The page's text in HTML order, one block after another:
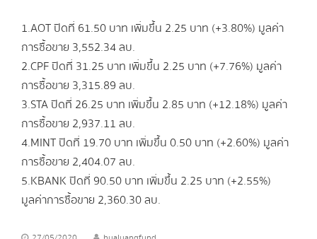
1.AOT ปิดที่ 61.50 บาท เพิ่มขึ้น 2.25 บาท (+3.80%) มูลค่า
การซื้อขาย 3,552.34 ลบ.
2.CPF ปิดที่ 31.25 บาท เพิ่มขึ้น 2.25 บาท (+7.76%) มูลค่า
การซื้อขาย 3,315.89 ลบ.
3.STA ปิดที่ 26.25 บาท เพิ่มขึ้น 2.85 บาท (+12.18%) มูลค่า
การซื้อขาย 2,937.11 ลบ.
4.MINT ปิดที่ 19.70 บาท เพิ่มขึ้น 0.50 บาท (+2.60%) มูลค่า
การซื้อขาย 2,404.07 ลบ.
5.KBANK ปิดที่ 90.50 บาท เพิ่มขึ้น 2.25 บาท (+2.55%)
มูลค่าการซื้อขาย 2,360.30 ลบ.